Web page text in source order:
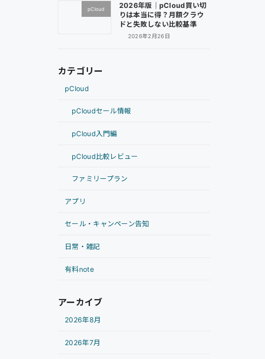
pCloud
2026年版｜pCloud買い切
りは本当に得？月額クラウ
ドと失敗しない比較基準
2026年2月26日
カテゴリー
pCloud
pCloudセール情報
pCloud入門編
pCloud比較レビュー
ファミリープラン
アプリ
セール・キャンペーン告知
日常・雑記
有料note
アーカイブ
2026年8月
2026年7月